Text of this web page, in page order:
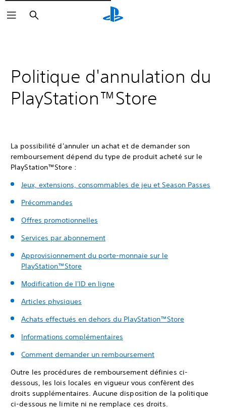
Rechercher
Politique d'annulation du
PlayStation™Store
La possibilité d'annuler un achat et de demander son
remboursement dépend du type de produit acheté sur le
PlayStation™Store :
Jeux, extensions, consommables de jeu et Season Passes
Précommandes
Offres promotionnelles
Services par abonnement
Approvisionnement du porte-monnaie sur le
PlayStation™Store
Modification de l'ID en ligne
Articles physiques
Achats effectués en dehors du PlayStation™Store
Informations complémentaires
Comment demander un remboursement
Outre les procédures de remboursement définies ci-
dessous, les lois locales en vigueur vous confèrent des
droits supplémentaires. Aucune disposition de la politique
ci-dessous ne limite ni ne remplace ces droits.